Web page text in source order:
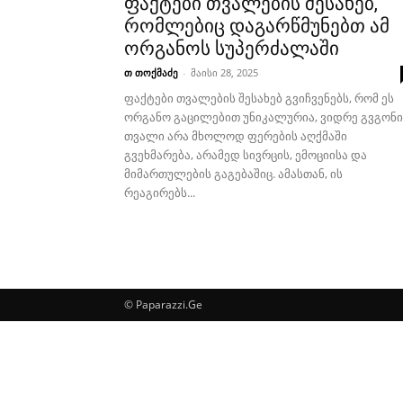
რომლებიც დაგარწმუნებთ ამ
ორგანოს სუპერძალაში
თ თოქმაძე - მაისი 28, 2025
ფაქტები თვალების შესახებ გვიჩვენებს, რომ ეს
ორგანო გაცილებით უნიკალურია, ვიდრე
თვალი არა მხოლოდ ფერების აღქმაში
გვეხმარება, არამედ სივრცის, ემოციისა და
მიმართულების გაგებაშიც. ამასთან, ის
რეაგირებს...
© Paparazzi.Ge